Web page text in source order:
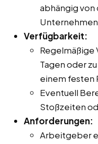
abhängig von
Verfügbarkeit:
Tagen oder
einem festen
Eventuell
Stoßzeiten
Anforderungen:
Arbeitgeber